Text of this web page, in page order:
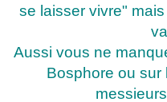
se laisser vivre"
Aussi vous ne
Bosphore ou sur